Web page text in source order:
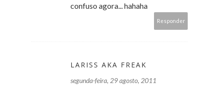
confuso agora... hahaha
Responder
LARISS AKA FREAK
segunda-feira, 29 agosto, 2011